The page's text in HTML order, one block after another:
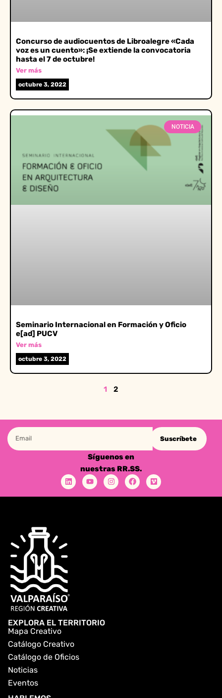
Concurso de audiocuentos de Libroalegre «Cada
voz es un cuento»: ¡Se extiende la convocatoria
hasta el 7 de octubre!
Ver más
octubre 3, 2022
NOTICIA
Seminario Internacional en Formación y Oficio
e[ad] PUCV
Ver más
octubre 3, 2022
1 2
Suscríbete
Síguenos en
nuestras RR.SS.
EXPLORA EL TERRITORIO
Mapa Creativo
Catálogo Creativo
Catálogo de Oficios
Noticias
Eventos